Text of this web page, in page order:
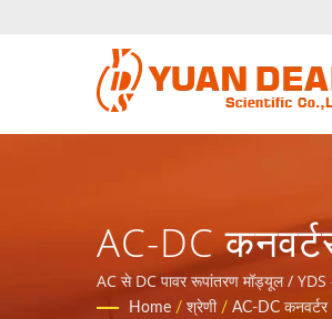
AC-DC
उत्पादों के
AC से DC पावर रूपांतरण मॉड्यूल / YDS
Home / श्रेणी / AC-DC कनवर्टर